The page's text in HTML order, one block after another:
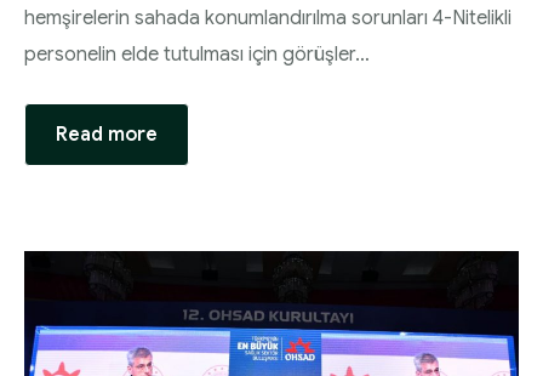
hemşirelerin sahada konumlandırılma sorunları 4-Nitelikli
personelin elde tutulması için görüşler…
Read more